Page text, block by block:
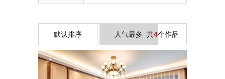
默认排序 人气最多 共4个作品